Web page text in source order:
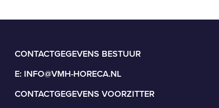
CONTACTGEGEVENS BESTUUR
E: INFO@VMH-HORECA.NL
CONTACTGEGEVENS VOORZITTER